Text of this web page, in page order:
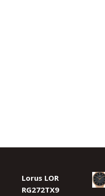
Lorus LOR
RG272TX9